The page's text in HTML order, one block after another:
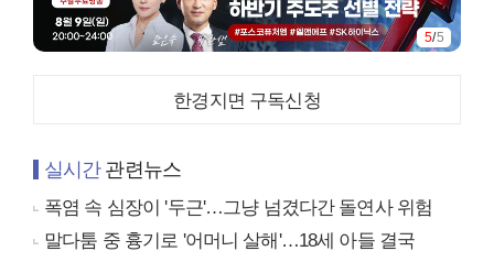
1/5
한경지면 구독신청
실시간관련뉴스
폭염 속 심장이 '두근'…그냥 넘겼다간 돌연사 위험
말다툼 중 흉기로 '어머니 살해'…18세 아들 결국